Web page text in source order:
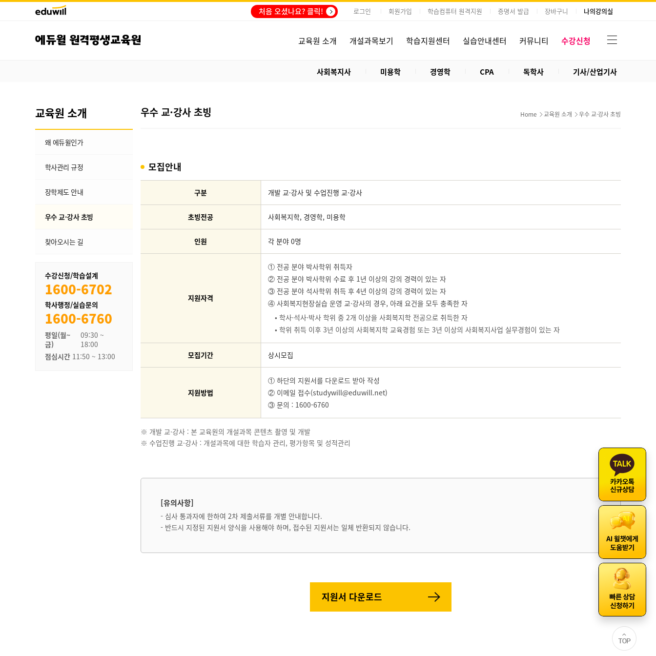
처음 오셨나요? 클릭! 로그인 회원가입 학습컴퓨터 원격지원 증명서 발급 장바구니 나의강의실
에듀윌 원격평생교육원 교육원 소개 개설과목보기 학습지원센터 실습안내센터 커뮤니티 수강신청
사회복지사 미용학 경영학 CPA 독학사 기사/산업기사
교육원 소개
왜 에듀윌인가
학사관리 규정
장학제도 안내
우수 교·강사 초빙
찾아오시는 길
수강신청/학습설계
1600-6702
학사행정/실습문의
1600-6760
평일(월~
금)
09:30 ~
18:00
점심시간 11:50 ~ 13:00
우수 교·강사 초빙 Home 교육원 소개 우수 교·강사 초빙
모집안내
구분 개발 교·강사 및 수업진행 교·강사
초빙전공 사회복지학, 경영학, 미용학
인원 각 분야 0명
지원자격
① 전공 분야 박사학위 취득자
② 전공 분야 박사학위 수료 후 1년 이상의 강의 경력이 있는 자
③ 전공 분야 석사학위 취득 후 4년 이상의 강의 경력이 있는 자
④ 사회복지현장실습 운영 교·강사의 경우, 아래 요건을 모두 충족한 자
• 학사·석사·박사 학위 중 2개 이상을 사회복지학 전공으로 취득한 자
• 학위 취득 이후 3년 이상의 사회복지학 교육경험 또는 3년 이상의 사회복지사업 실무경험이 있는 자
모집기간 상시모집
지원방법
① 하단의 지원서를 다운로드 받아 작성
② 이메일 접수(studywill@eduwill.net)
③ 문의 : 1600-6760
※ 개발 교·강사 : 본 교육원의 개설과목 콘텐츠 촬영 및 개발
※ 수업진행 교·강사 : 개설과목에 대한 학습자 관리, 평가항목 및 성적관리
[유의사항]
- 심사 통과자에 한하여 2차 제출서류를 개별 안내합니다.
- 반드시 지정된 지원서 양식을 사용해야 하며, 접수된 지원서는 일체 반환되지 않습니다.
지원서 다운로드